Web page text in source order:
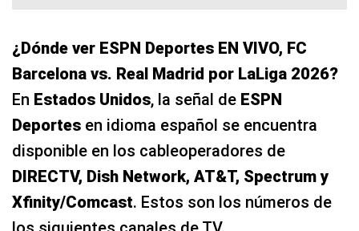
¿Dónde ver ESPN Deportes EN VIVO, FC
Barcelona vs. Real Madrid por LaLiga 2026?
En Estados Unidos, la señal de ESPN
Deportes en idioma español se encuentra
disponible en los cableoperadores de
DIRECTV, Dish Network, AT&T, Spectrum y
Xfinity/Comcast. Estos son los números de